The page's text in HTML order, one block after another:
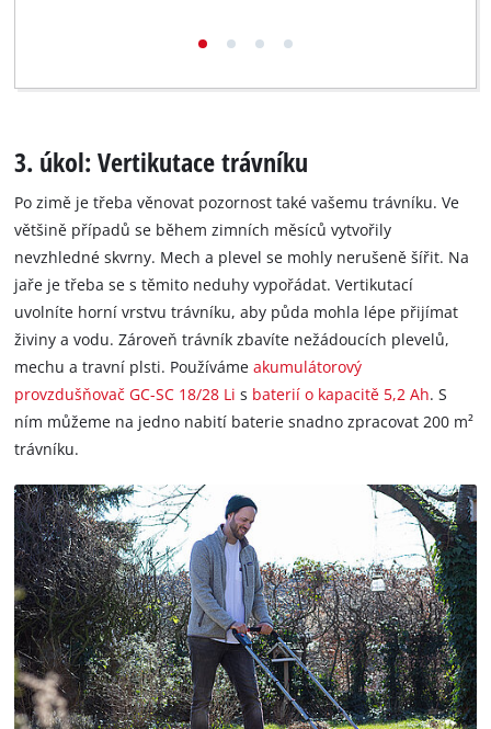
3. úkol: Vertikutace trávníku
Po zimě je třeba věnovat pozornost také vašemu trávníku. Ve
většině případů se během zimních měsíců vytvořily
nevzhledné skvrny. Mech a plevel se mohly nerušeně šířit. Na
jaře je třeba se s těmito neduhy vypořádat. Vertikutací
uvolníte horní vrstvu trávníku, aby půda mohla lépe přijímat
živiny a vodu. Zároveň trávník zbavíte nežádoucích plevelů,
mechu a travní plsti. Používámeakumulátorový
provzdušňovač GC-SC 18/28 Li s baterií o kapacitě 5,2 Ah. S
ním můžeme na jedno nabití baterie snadno zpracovat 200 m²
trávníku.